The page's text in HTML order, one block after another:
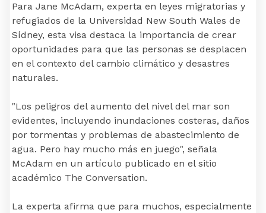
Para Jane McAdam, experta en leyes migratorias y
refugiados de la Universidad New South Wales de
Sídney, esta visa destaca la importancia de crear
oportunidades para que las personas se desplacen
en el contexto del cambio climático y desastres
naturales.
"Los peligros del aumento del nivel del mar son
evidentes, incluyendo inundaciones costeras, daños
por tormentas y problemas de abastecimiento de
agua. Pero hay mucho más en juego", señala
McAdam en un artículo publicado en el sitio
académico The Conversation.
La experta afirma que para muchos, especialmente